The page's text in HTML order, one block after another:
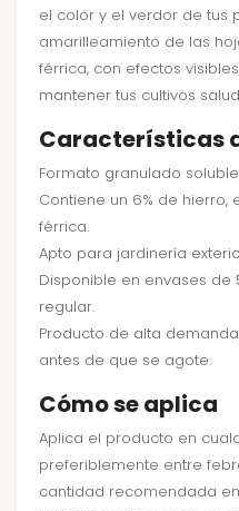
el color y el verdor de tus
amarilleamiento de las
férrica, con efectos
mantener tus cultivos
Características
Formato granulado
Contiene un 6% de hierro,
férrica.
Apto para jardinería
Disponible en envases
regular.
Producto de alta
antes de que se agote.
Cómo se aplica
Aplica el producto en
preferiblemente entre
cantidad recomendada